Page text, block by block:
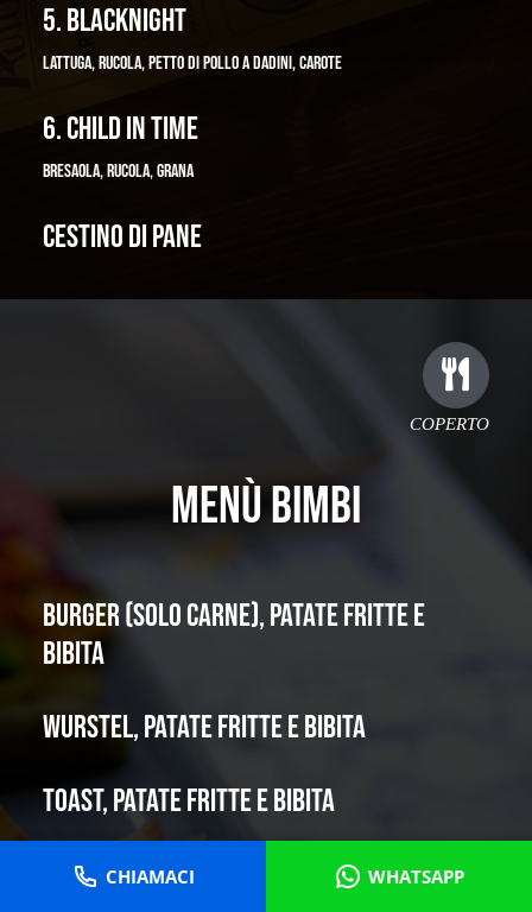
5. BLACKNIGHT
LATTUGA, RUCOLA, PETTO DI POLLO A DADINI, CAROTE
6. CHILD IN TIME
BRESAOLA, RUCOLA, GRANA
CESTINO DI PANE
COPERTO
MENÙ BIMBI
BURGER (SOLO CARNE), PATATE FRITTE E
BIBITA
WURSTEL, PATATE FRITTE E BIBITA
TOAST, PATATE FRITTE E BIBITA
COTOLETTA DI POLLO, PATATE FRITTE E BIBITA
CHIAMACI WHATSAPP